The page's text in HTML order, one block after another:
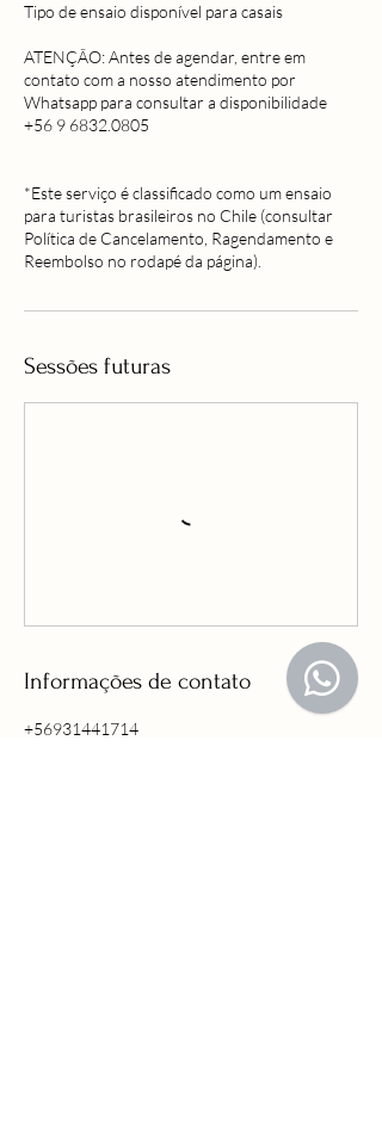
Tipo de ensaio disponível para casais
ATENÇÃO: Antes de agendar, entre em
contato com a nosso atendimento por
Whatsapp para consultar a disponibilidade
+56 9 6832.0805
*Este serviço é classificado como um ensaio
para turistas brasileiros no Chile (consultar
Política de Cancelamento, Ragendamento e
Sessões futuras
Informações de contato
+56931441714